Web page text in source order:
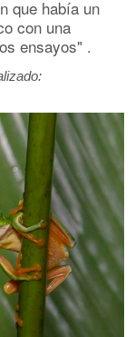
que había un
con una
ensayos" .